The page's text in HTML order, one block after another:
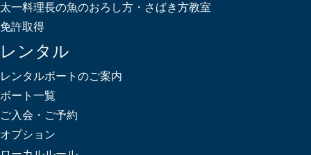
太一料理長の魚のおろし方・さばき方教室
免許取得
レンタル
レンタルボートのご案内
ボート一覧
ご入会・ご予約
オプション